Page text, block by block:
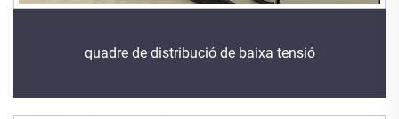
quadre de distribució de baixa tensió